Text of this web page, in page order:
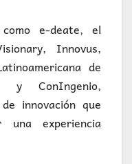
e-deate, el
Innovus,
de
y ConIngenio,
innovación que
experiencia